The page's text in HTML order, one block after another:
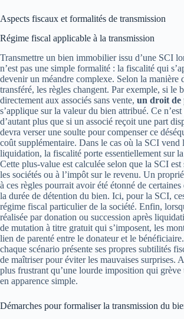
Aspects fiscaux et formalités de transmission
Régime fiscal applicable à la transmission
Transmettre un bien immobilier issu d’une SCI
n’est pas une simple formalité : la fiscalité qui
devenir un méandre complexe. Selon la manière
transféré, les règles changent. Par exemple, si le
directement aux associés sans vente, un droit de
s’applique sur la valeur du bien attribué. Ce
d’autant plus que si un associé reçoit une part
devra verser une soulte pour compenser ce
coût supplémentaire. Dans le cas où la SCI vend
liquidation, la fiscalité porte essentiellement sur
Cette plus-value est calculée selon que la SCI est
les sociétés ou à l’impôt sur le revenu. Un
à ces règles pourrait avoir été étonné de
la durée de détention du bien. Ici, pour la SCI,
régime fiscal particulier de la société. Enfin,
réalisée par donation ou succession après
de mutation à titre gratuit qui s’imposent, les
lien de parenté entre le donateur et le
chaque scénario présente ses propres subtilités
de maîtriser pour éviter les mauvaises surprises.
plus frustrant qu’une lourde imposition qui
en apparence simple.
Démarches pour formaliser la transmission du